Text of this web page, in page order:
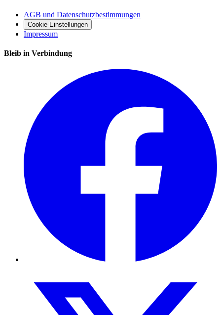
AGB und Datenschutzbestimmungen
Cookie Einstellungen
Impressum
Bleib in Verbindung